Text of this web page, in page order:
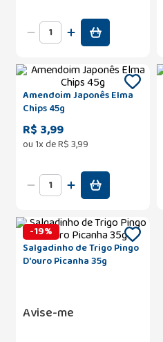
Amendoim Japonês Elma
Chips 45g
R$ 3,99
ou1x deR$3,99
-19%
Salgadinho de Trigo Pingo
D'ouro Picanha 35g
Avise-me